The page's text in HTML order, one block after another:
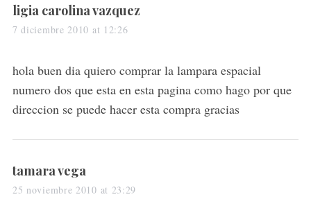
s
a
s
:
ligia carolina vazquez
7 diciembre 2010 at 12:26
hola buen dia quiero comprar la lampara espacial
numero dos que esta en esta pagina como hago por que
direccion se puede hacer esta compra gracias
s
a
tamara vega
25 noviembre 2010 at 23:29